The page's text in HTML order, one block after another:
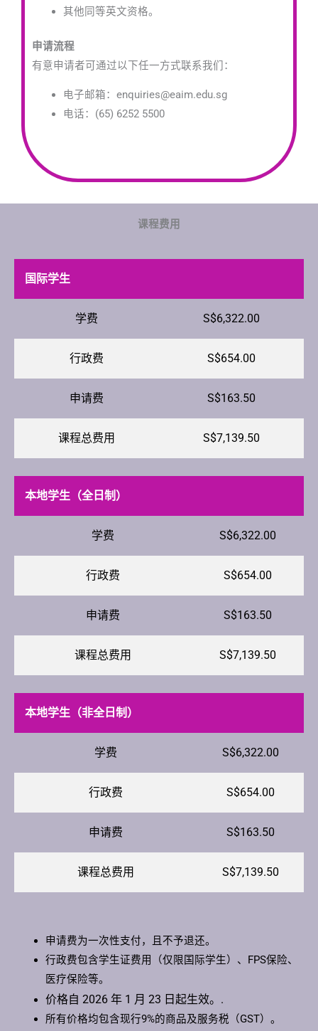
其他同等英文资格。
申请流程
有意申请者可通过以下任一方式联系我们：
电子邮箱：enquiries@eaim.edu.sg
电话：(65) 6252 5500
课程费用
国际学生
学费 S$6,322.00
行政费 S$654.00
申请费 S$163.50
课程总费用 S$7,139.50
本地学生（全日制）
学费 S$6,322.00
行政费 S$654.00
申请费 S$163.50
课程总费用 S$7,139.50
本地学生（非全日制）
学费 S$6,322.00
行政费 S$654.00
申请费 S$163.50
课程总费用 S$7,139.50
申请费为一次性支付，且不予退还。
行政费包含学生证费用（仅限国际学生）、FPS保险、
医疗保险等。
价格自 2026 年 1 月 23 日起生效。.
所有价格均包含现行9%的商品及服务税（GST）。